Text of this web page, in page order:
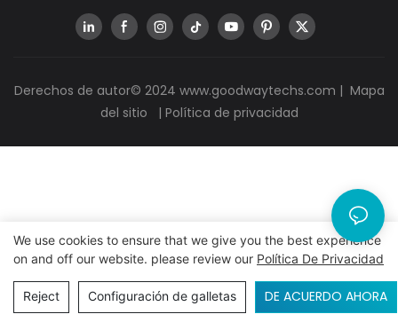
Derechos de autor© 2024 www.goodwaytechs.com | Mapa
del sitio
| Política de privacidad
We use cookies to ensure that we give you the best experience
on and off our website. please review our Política De Privacidad
Reject Configuración de galletas DE ACUERDO AHORA